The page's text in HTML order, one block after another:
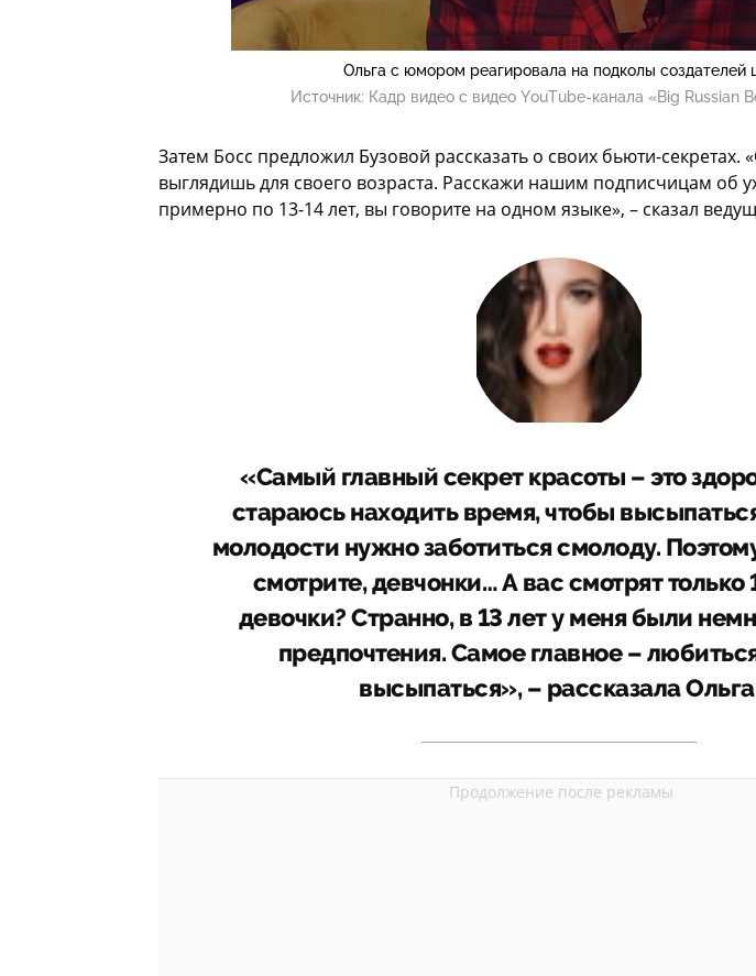
Ольга с юмором реагировала на подколы создателей
Источник: Кадр видео с видео YouTube-канала «Big Russian
Затем Босс предложил Бузовой рассказать о своих бьюти-
выглядишь для своего возраста. Расскажи нашим подписчицам об
примерно по 13-14 лет, вы говорите на одном языке», – сказал
«Самый главный секрет красоты – это
стараюсь находить время, чтобы
молодости нужно заботиться смолоду.
смотрите, девчонки… А вас смотрят только
девочки? Странно, в 13 лет у меня были
предпочтения. Самое главное –
высыпаться», – рассказала